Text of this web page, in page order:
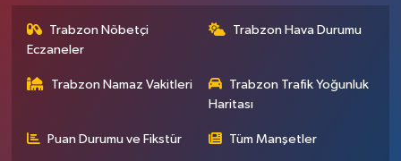
Trabzon Nöbetçi
Eczaneler
Trabzon Hava Durumu
Trabzon Namaz Vakitleri
Trabzon Trafik Yoğunluk
Haritası
Puan Durumu ve Fikstür Tüm Manşetler